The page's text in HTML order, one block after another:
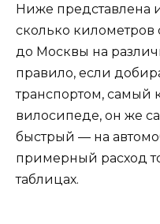
Ниже представлена
сколько километров
до Москвы на
правило, если
транспортом, самый
вилосипеде, он же
быстрый — на
примерный расход
таблицах.